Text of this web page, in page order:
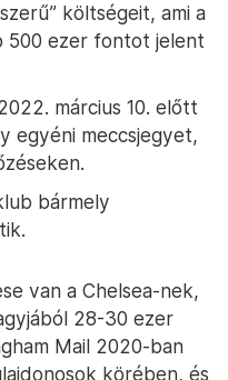
költségeit, ami a
500 ezer fontot jelent
március 10. előtt
egyéni meccsjegyet,
bármely
van a Chelsea-nek,
28-30 ezer
Mail 2020-ban
körében, és